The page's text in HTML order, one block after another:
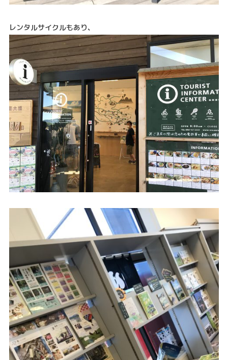
レンタルサイクルもあり、